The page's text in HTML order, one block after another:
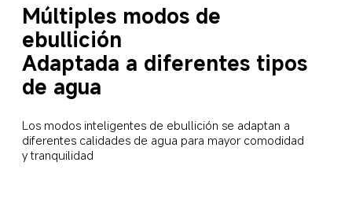
Múltiples modos de
ebullición
Adaptada a diferentes tipos
de agua
Los modos inteligentes de ebullición se adaptan a
diferentes calidades de agua para mayor comodidad
y tranquilidad